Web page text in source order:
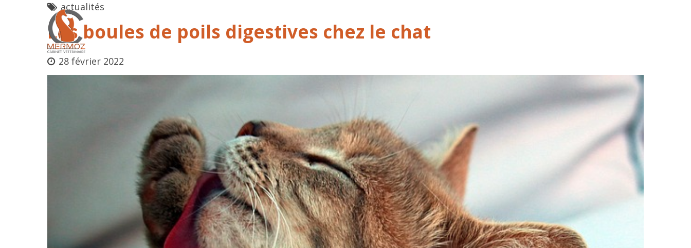
actualités
Les boules de poils digestives chez le chat
28 février 2022